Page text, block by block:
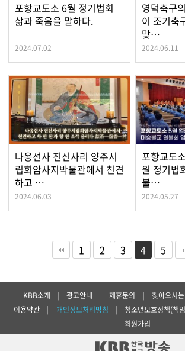
포항교도소 6월 정기법회
삶과 죽음을 말하다.
2024.07.02
영덕축구
이 조기축
맞…
2024.06.11
나옹선사 진신사리 양주시
립회암사지박물관에서 친견
하고 …
2024.06.03
포항교도
원 정기법
불…
2024.05.27
1 2 3 4 5
KBB소개 | 광고안내 | 제휴문의 | 찾아오시
이용약관
| 개인정보처리방침 | 청소년보호정책(책
|
회원가입